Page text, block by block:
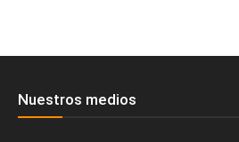
Nuestros medios